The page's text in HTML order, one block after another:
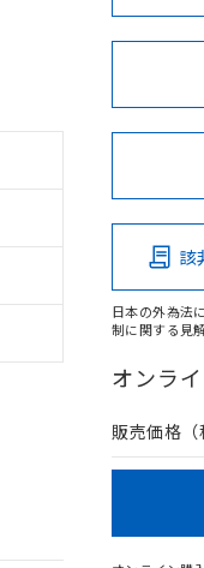
該
日本の外為法
制に関する見
オンラ
販売価格（